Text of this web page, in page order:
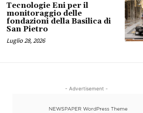
Tecnologie Eni per il
monitoraggio delle
fondazioni della Basilica di
San Pietro
Luglio 28, 2026
- Advertisement -